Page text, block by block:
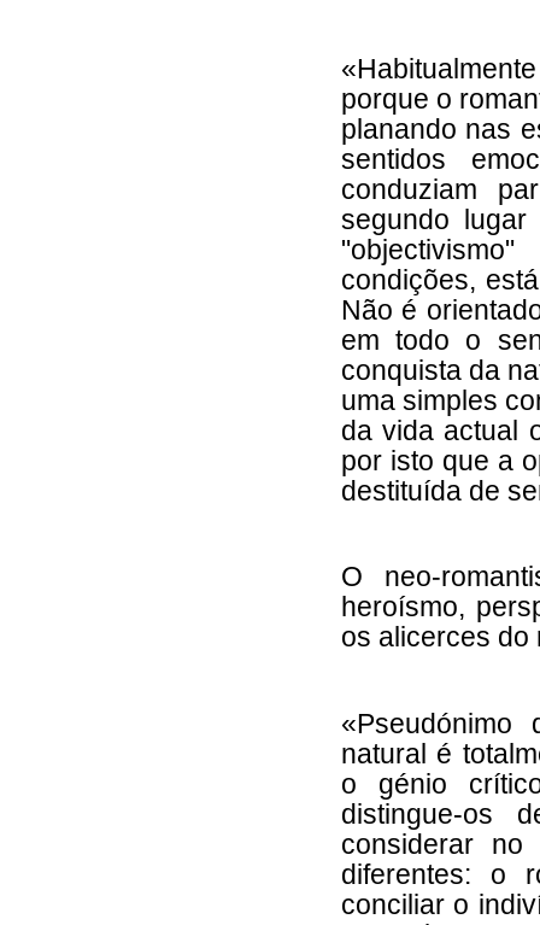
porque o
planando nas
sentidos
conduziam
segundo
condições,
Não é
em todo o
conquista da
uma simples
da vida actual
por isto que a
destituída de
O neo-
heroísmo,
os alicerces do
«Pseudónimo
natural é
o génio
distingue-os
considerar no
diferentes: o
conciliar o